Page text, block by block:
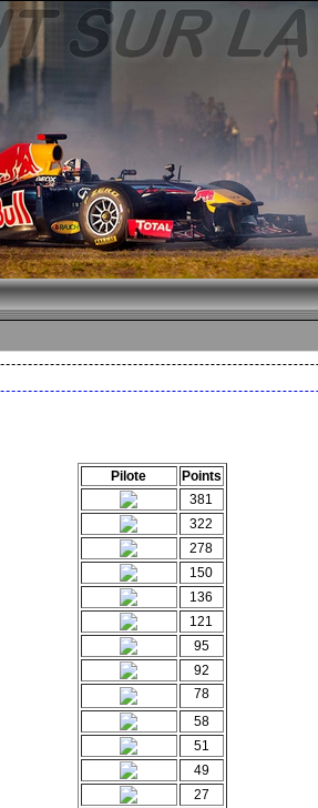
Pilote
Points
381
322
278
150
136
121
95
92
78
58
51
49
27